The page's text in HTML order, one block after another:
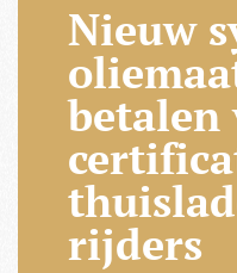
Nieuw
betalen
rijders